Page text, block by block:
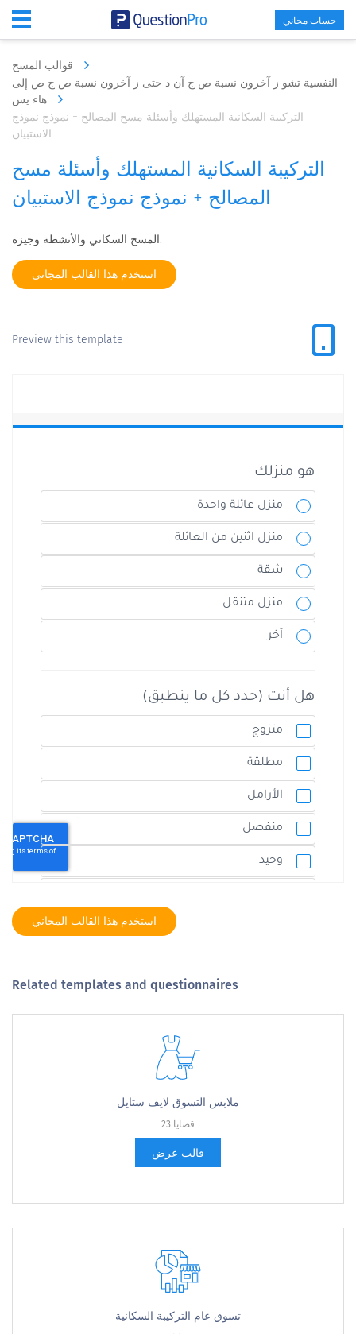
حساب مجاني
النفسية تشو ز آخرون نسبة ص ج آن د حتى ز آخرون نسبة ص ج ص إلى
التركيبة السكانية المستهلك وأسئلة مسح المصالح + نموذج نموذج
الاستبيان
التركيبة السكانية المستهلك وأسئلة مسح
المصالح + نموذج نموذج الاستبيان
المسح السكاني والأنشطة وجيزة.
استخدم هذا القالب المجاني
Preview this template
استخدم هذا القالب المجاني
Related templates and questionnaires
ملابس التسوق لايف ستايل
23 قضايا
قالب عرض
تسوق عام التركيبة السكانية